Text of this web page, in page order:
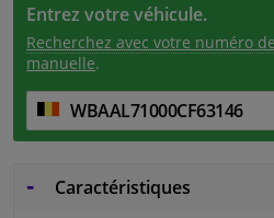
Entrez votre véhicule.
Recherchez avec votre numéro
manuelle.
Caractéristiques